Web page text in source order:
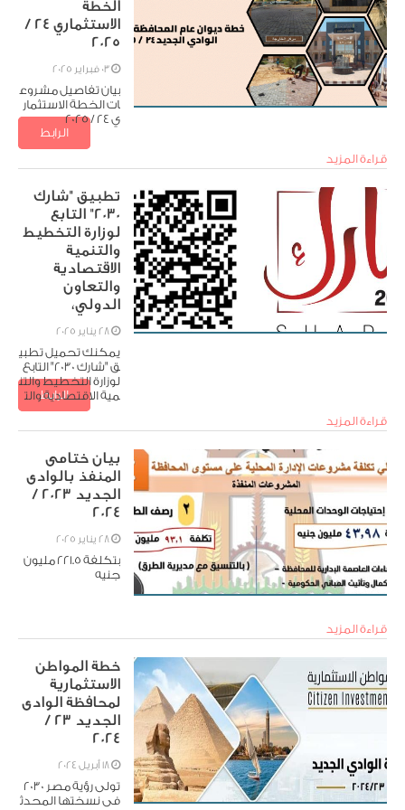
الخطة
الاستثماري 24 /
2025
بيان تفاصيل مشروع
ات الخطة الاستثمار
ي 24 / 2025
قراءة المزيد
تنزيل الملف
الرابط
تطبيق "شارك
2030" التابع
لوزارة التخطيط
والتنمية
الاقتصادية
والتعاون
الدولي،
يمكنك تحميل تطبي
ق "شارك 2030" التابع
لوزارة التخطيط والتن
مية الاقتصادية والت
عاون الدولي، وهو أو
قراءة المزيد
تنزيل الملف
الرابط
بيان ختامى
المنفذ بالوادى
الجديد 2023 /
2024
بتكلفة ٢٢١.٥ مليون
جنيه
قراءة المزيد
خطة المواطن
الاستثمارية
لمحافظة الوادى
الجديد 23 /
2024
تولى رؤية مصر 2030
فى نسختها المحدث